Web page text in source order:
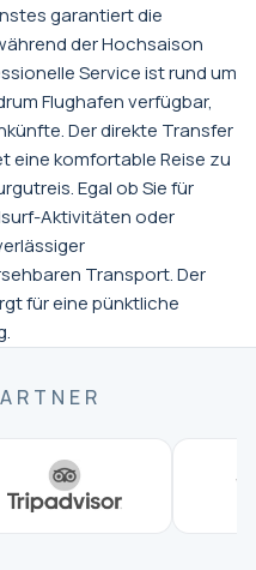
garantiert die
der Hochsaison
Service ist rund um
Flughafen verfügbar,
Der direkte Transfer
eine komfortable Reise zu
Egal ob Sie für
Aktivitäten oder
Transport. Der
für eine pünktliche